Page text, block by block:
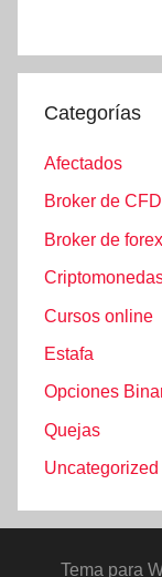
Categorías
Afectados
Broker de CFD
Broker de forex
Cursos online
Estafa
Opciones
Quejas
Uncategorized
Tema para